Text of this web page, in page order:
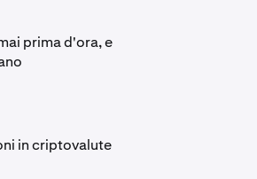
prima d'ora, e
in criptovalute